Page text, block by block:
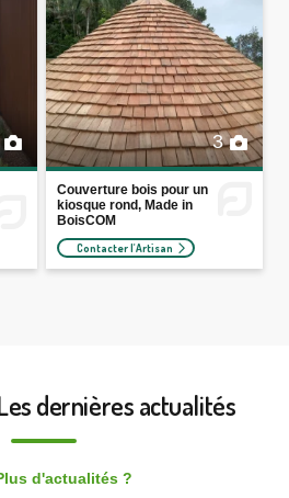
3
Couverture bois pour un
kiosque rond, Made in
BoisCOM
Contacter l'Artisan
dernières actualités
d'actualités ?